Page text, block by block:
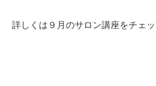
詳しくは９月のサロン講座をチェ